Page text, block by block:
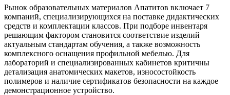
Рынок образовательных материалов Апатитов включает 7
компаний, специализирующихся на поставке дидактических
средств и комплектации классов. При подборе инвентаря
решающим фактором становится соответствие изделий
актуальным стандартам обучения, а также возможность
комплексного оснащения профильной мебелью. Для
лабораторий и специализированных кабинетов критичны
детализация анатомических макетов, износостойкость
полимеров и наличие сертификатов безопасности на каждое
демонстрационное устройство.